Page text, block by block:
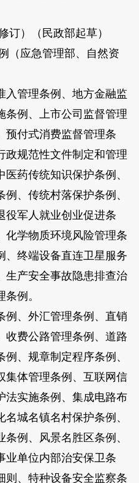
）（民政部起草）
应急管理部、自然资
管理条例、地方金融监
条例、上市公司监督管理
预付式消费监督管理条
政规范性文件制定和管理
药传统知识保护条例、
、传统村落保护条例、
役军人就业创业促进条
化学物质环境风险管理条
、终端设备直连卫星服务
生产安全事故隐患排查治
例。
、外汇管理条例、直销
收费公路管理条例、道路
、规章制定程序条例、
集体管理条例、互联网信
法实施条例、集成电路布
城名镇名村保护条例、
例、风景名胜区条例、
业单位内部治安保卫条
则、特种设备安全监察条